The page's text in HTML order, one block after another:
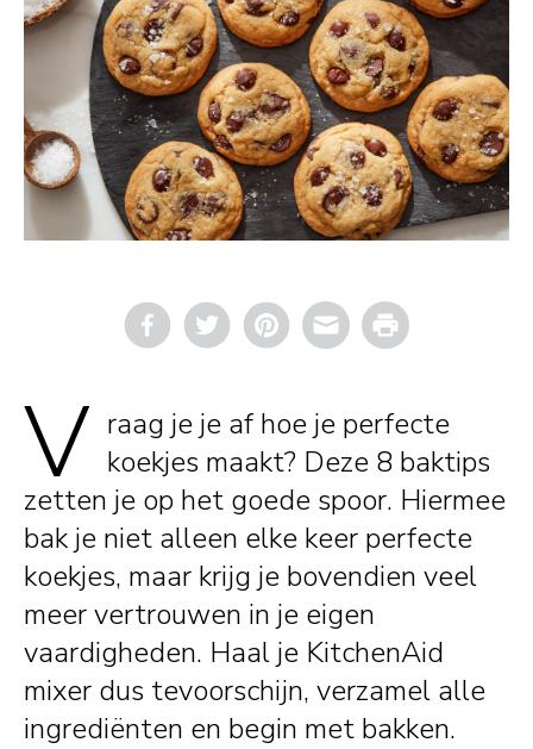
Email Print
V raag je je af hoe je perfecte
koekjes maakt? Deze 8 baktips
zetten je op het goede spoor. Hiermee
bak je niet alleen elke keer perfecte
koekjes, maar krijg je bovendien veel
meer vertrouwen in je eigen
vaardigheden. Haal je KitchenAid
mixer dus tevoorschijn, verzamel alle
ingrediënten en begin met bakken.